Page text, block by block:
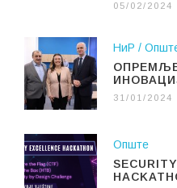
05/02/2024
НиР
31/01/2024
Опште